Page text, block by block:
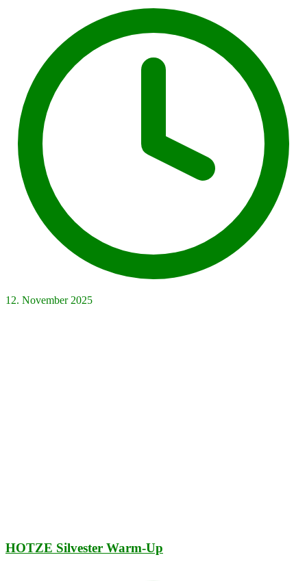
12. November 2025
HOTZE Silvester Warm-Up